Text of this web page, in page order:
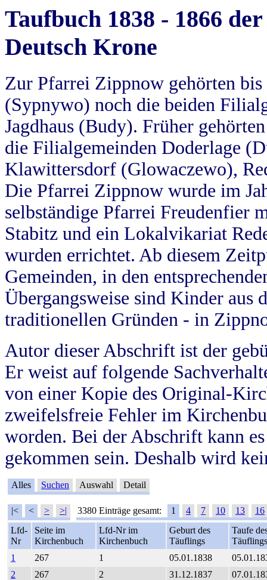
Taufbuch 1838 - 1866
Deutsch Krone
Zur Pfarrei Zippnow gehörten
(Sypnywo) noch die beiden
Jagdhaus (Budy). Früher
die Filialgemeinden Doderlage
Klawittersdorf (Glowaczewo),
Die Pfarrei Zippnow wurde im
selbständige Pfarrei Freudenfier
Stabitz und ein Lokalvikariat
wurden errichtet. Ab diesem
Gemeinden, in den
Übergangsweise sind Kinder aus
traditionellen Gründen - in
Autor dieser Abschrift ist der
Er weist auf folgende
von einer Kopie des Original-
zweifelsfreie Fehler im
worden. Bei der Abschrift kann
gekommen sein. Deshalb wird
Alles Suchen Auswahl Detail
|< < > >| 3380 Einträge gesamt: 1 4 7 10 13
16
Lfd-
Nr
Seite im
Kirchenbuch
Lfd-Nr im
Kirchenbuch
Geburt des
Täuflings
Taufe
Täuflings
1
267 1 05.01.1838
2
267 2 31.12.1837